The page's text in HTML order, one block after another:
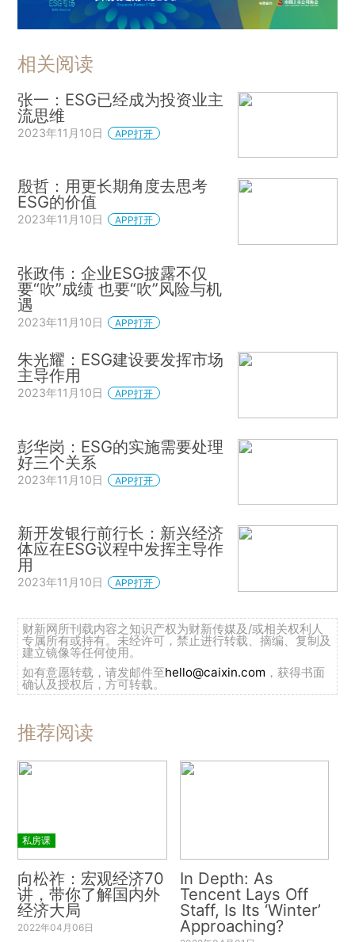
相关阅读
张一：ESG已经成为投资业主
流思维
2023年11月10日 APP打开
殷哲：用更长期角度去思考
ESG的价值
2023年11月10日 APP打开
张政伟：企业ESG披露不仅
要“吹”成绩 也要“吹”风险与机
遇
2023年11月10日 APP打开
朱光耀：ESG建设要发挥市场
主导作用
2023年11月10日 APP打开
彭华岗：ESG的实施需要处理
好三个关系
2023年11月10日 APP打开
新开发银行前行长：新兴经济
体应在ESG议程中发挥主导作
用
2023年11月10日 APP打开
财新网所刊载内容之知识产权为财新传媒及/或相关权利人
专属所有或持有。未经许可，禁止进行转载、摘编、复制及
建立镜像等任何使用。
如有意愿转载，请发邮件至hello@caixin.com ，获得书面
确认及授权后，方可转载。
推荐阅读
私房课
向松祚：宏观经济70
讲，带你了解国内外
经济大局
2022年04月06日
In Depth: As
Tencent Lays Off
Staff, Is Its ‘Winter’
Approaching?